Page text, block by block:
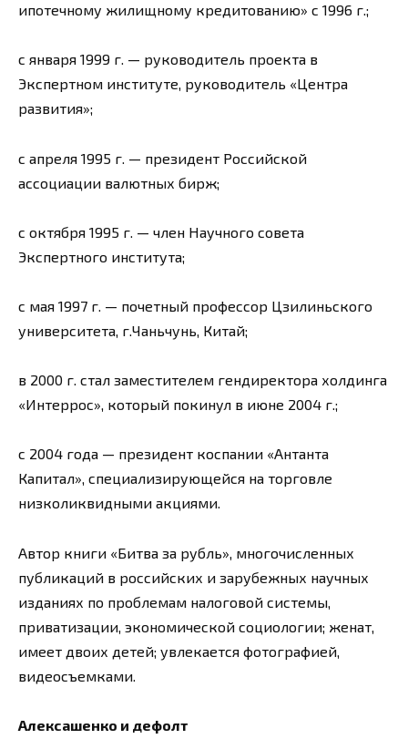
ипотечному жилищному кредитованию» с 1996 г.;
с января 1999 г. — руководитель проекта в
Экспертном институте, руководитель «Центра
развития»;
с апреля 1995 г. — президент Российской
ассоциации валютных бирж;
с октября 1995 г. — член Научного совета
Экспертного института;
с мая 1997 г. — почетный профессор Цзилиньского
университета, г.Чаньчунь, Китай;
в 2000 г. стал заместителем гендиректора холдинга
«Интеррос», который покинул в июне 2004 г.;
с 2004 года — президент коспании «Антанта
Капитал», специализирующейся на торговле
низколиквидными акциями.
Автор книги «Битва за рубль», многочисленных
публикаций в российских и зарубежных научных
изданиях по проблемам налоговой системы,
приватизации, экономической социологии; женат,
имеет двоих детей; увлекается фотографией,
видеосъемками.
Алексашенко и дефолт